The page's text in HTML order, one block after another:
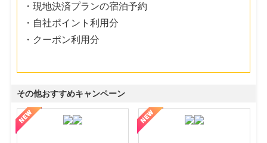
・現地決済プランの宿泊予約
・自社ポイント利用分
・クーポン利用分
その他おすすめキャンペーン